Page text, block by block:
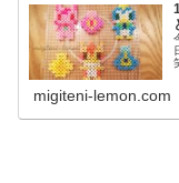
migiteni-lemon.com